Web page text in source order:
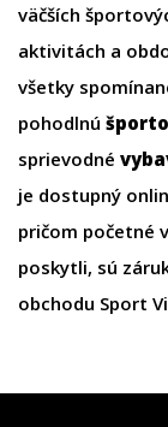
väčších
aktivitách a
všetky
pohodlnú
sprievodné
je dostupný
pričom početné
poskytli, sú
obchodu Sport